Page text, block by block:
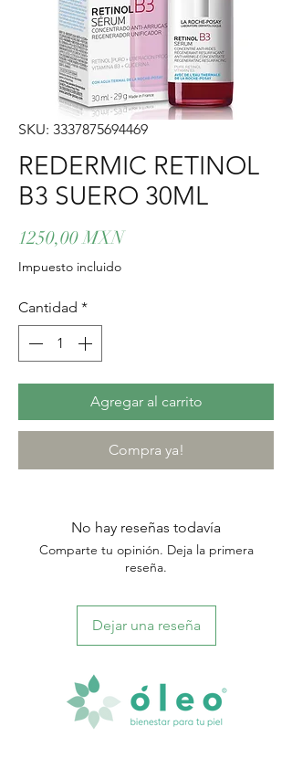
SKU: 3337875694469
REDERMIC RETINOL
B3 SUERO 30ML
1250,00 MXNPrecio
Impuesto incluido
Cantidad *
Agregar al carrito
Compra ya!
No hay reseñas todavía
Comparte tu opinión. Deja la primera
reseña.
Dejar una reseña